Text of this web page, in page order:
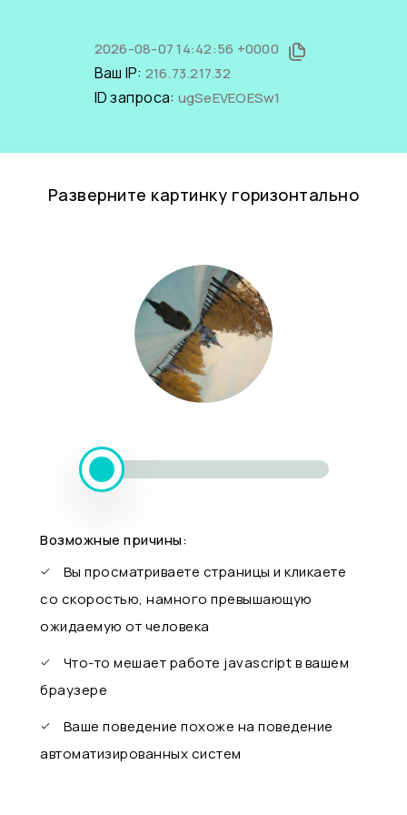
2026-08-07 14:42:56 +0000
Ваш IP: 216.73.217.32
ID запроса: ugSeEVEOESw1
Разверните картинку горизонтально
Возможные причины:
Вы просматриваете страницы и кликаете
со скоростью, намного превышающую
ожидаемую от человека
Что-то мешает работе javascript в вашем
браузере
Ваше поведение похоже на поведение
автоматизированных систем